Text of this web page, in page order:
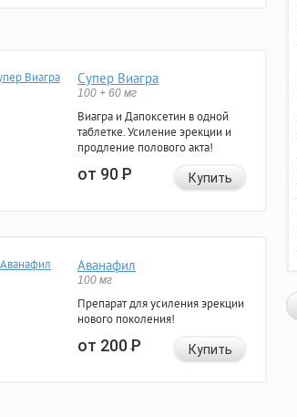
Супер Виагра
100 + 60 мг
Виагра и Дапоксетин в одной
таблетке. Усиление эрекции и
продление полового акта!
от 90Р Купить
Аванафил
100 мг
Препарат для усиления эрекции
нового поколения!
от 200Р Купить